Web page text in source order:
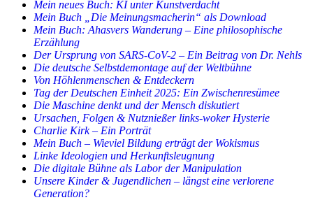
Neuordnung
der
multipolaren
Mein neues Buch: KI unter Kunstverdacht
Mein Buch „Die Meinungsmacherin“ als Download
Mein Buch: Ahasvers Wanderung – Eine philosophische
Erzählung
Der Ursprung von SARS-CoV-2 – Ein Beitrag von Dr. Nehls
Die deutsche Selbstdemontage auf der Weltbühne
Von Höhlenmenschen & Entdeckern
Tag der Deutschen Einheit 2025: Ein Zwischenresümee
Die Maschine denkt und der Mensch diskutiert
Ursachen, Folgen & Nutznießer links-woker Hysterie
Charlie Kirk – Ein Porträt
Mein Buch – Wieviel Bildung erträgt der Wokismus
Linke Ideologien und Herkunftsleugnung
Die digitale Bühne als Labor der Manipulation
Unsere Kinder & Jugendlichen – längst eine verlorene
Generation?